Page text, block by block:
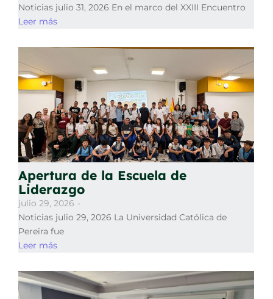
Noticias julio 31, 2026 En el marco del XXIII Encuentro
Leer más
Apertura de la Escuela de
Liderazgo
julio 29, 2026 -
Noticias julio 29, 2026 La Universidad Católica de
Pereira fue
Leer más